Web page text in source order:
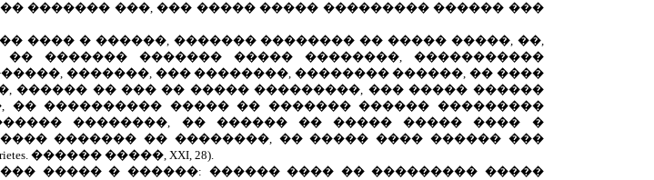
������� ���, ��� ����� ����� ��������� ������ ���
���� � ������, ������� �������� �� ����� �����, ��,
������� ������� ����� ��������, �����������
�������, ��� ��������, �������� ������, �� ����
������ �� ��� �� ����� ���������, ��� ����� ������
���������� ����� �� ������� ������ ���������
��������, �� ������ �� ����� ����� ���� �
������� �� ��������, �� ����� ���� ������ ���
������ �����,XXI, 28).
����� � ������: ������ ���� �� ��������� �����